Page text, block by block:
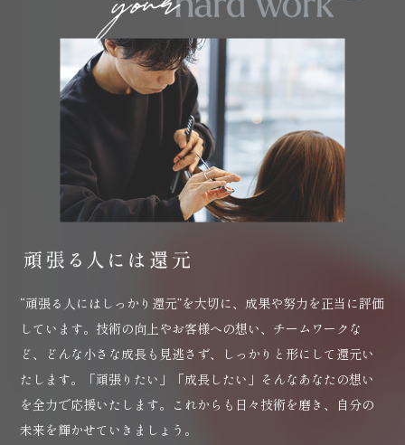
“頑張る人にはしっかり還元”を大切に、成果や努力を正当に評価
しています。技術の向上やお客様への想い、チームワークな
ど、どんな小さな成長も見逃さず、しっかりと形にして還元い
たします。「頑張りたい」「成長したい」そんなあなたの想い
を全力で応援いたします。これからも日々技術を磨き、自分の
未来を輝かせていきましょう。